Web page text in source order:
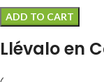
ADD TO CART
Llévalo en